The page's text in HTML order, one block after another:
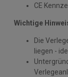
CE
Wichtige
Die
liegen -